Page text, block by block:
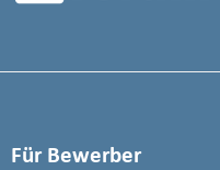
Für Bewerber